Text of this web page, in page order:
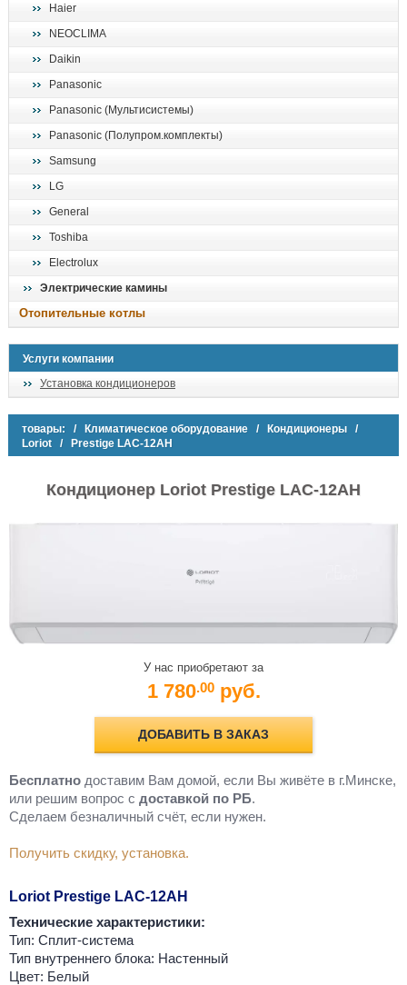
Haier
NEOCLIMA
Daikin
Panasonic
Panasonic (Мультисистемы)
Panasonic (Полупром.комплекты)
Samsung
LG
General
Toshiba
Electrolux
Электрические камины
Отопительные котлы
Услуги компании
Установка кондиционеров
товары: / Климатическое оборудование / Кондиционеры /
Loriot / Prestige LAC-12AH
Кондиционер Loriot Prestige LAC-12AH
У нас приобретают за
1 780.00 руб.
ДОБАВИТЬ В ЗАКАЗ
Бесплатно доставим Вам домой, если Вы живёте в г.Минске,
или решим вопрос с доставкой по РБ.
Cделаем безналичный счёт, если нужен.
Получить скидку, установка.
Loriot Prestige LAC-12AH
Технические характеристики:
Тип: Сплит-система
Тип внутреннего блока: Настенный
Цвет: Белый